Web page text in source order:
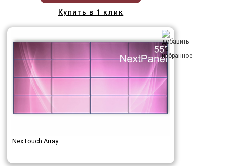
Купить в 1 клик
NexTouch Array